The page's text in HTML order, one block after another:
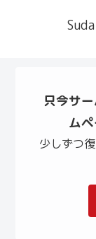
只今サ
ム
少しずつ